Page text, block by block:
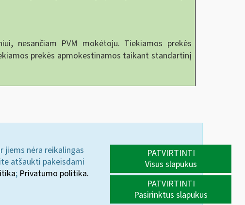
nesančiam PVM mokėtoju. Tiekiamos prekės
prekės apmokestinamos taikant standartinį
jiems nėra reikalingas
atšaukti pakeisdami
; Privatumo politika.
PATVIRTINTI
Visus slapukus
PATVIRTINTI
Pasirinktus slapukus